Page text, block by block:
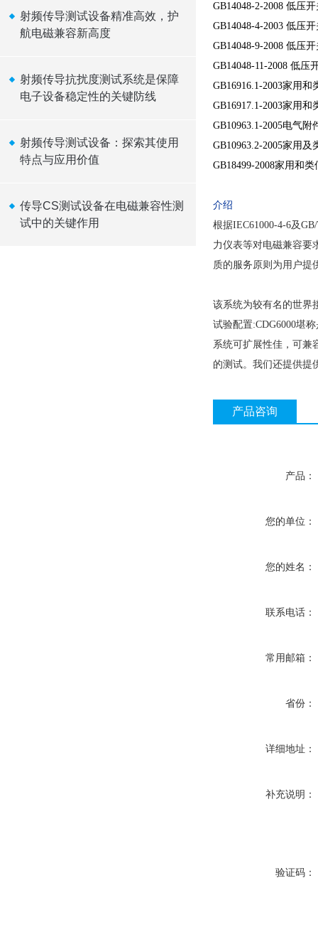
射频传导测试设备精准高效，护
航电磁兼容新高度
射频传导抗扰度测试系统是保障
电子设备稳定性的关键防线
射频传导测试设备：探索其使用
特点与应用价值
传导CS测试设备在电磁兼容性测
试中的关键作用
GB14048-2-2008 低压
GB14048-4-2003 低压
GB14048-9-2008 低压
GB14048-11-2008 低
GB16916.1-2003家用
GB16917.1-2003家用
GB10963.1-2005电气
GB10963.2-2005家用
GB18499-2008家用和
介绍
根据IEC61000-4-6及
力仪表等对电磁兼容要
质的服务原则为用户提
该系统为较有名的世界
试验配置:CDG6000堪
系统可扩展性佳，可兼
的测试。我们还提供提
产品咨询
产品：
您的单位：
您的姓名：
联系电话：
常用邮箱：
省份：
详细地址：
补充说明：
验证码：